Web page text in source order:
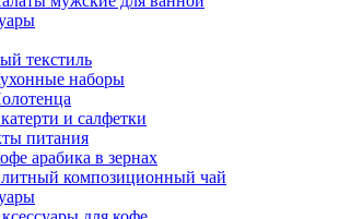
текстиль
наборы
и салфетки
питания
арабика в зернах
композиционный чай